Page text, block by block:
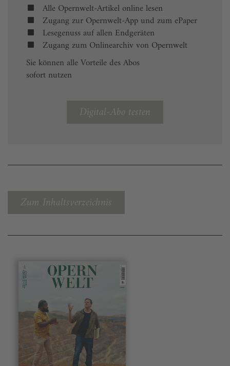
Alle Opernwelt-Artikel online lesen
Zugang zur Opernwelt-App und zum ePaper
Lesegenuss auf allen Endgeräten
Zugang zum Onlinearchiv von Opernwelt
Sie können alle Vorteile des Abos
sofort nutzen
Digital-Abo testen
Zum Inhaltsverzeichnis